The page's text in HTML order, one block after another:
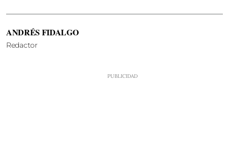
ANDRÉS FIDALGO
Redactor